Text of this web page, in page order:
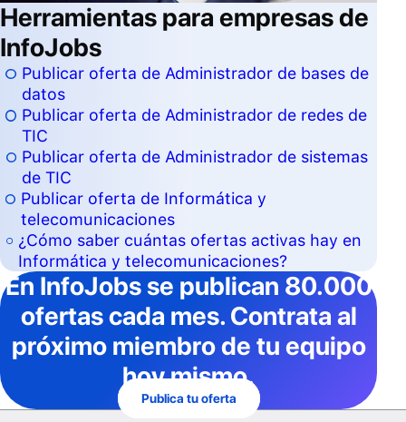
Herramientas para empresas de
InfoJobs
Publicar oferta de Administrador de bases de
datos
Publicar oferta de Administrador de redes de
TIC
Publicar oferta de Administrador de sistemas
de TIC
Publicar oferta de Informática y
telecomunicaciones
¿Cómo saber cuántas ofertas activas hay en
Informática y telecomunicaciones?
En InfoJobsse publican 80.000
ofertas cada mes. Contrata al
próximo miembro de tu equipo
hoy mismo.
Publica tu oferta